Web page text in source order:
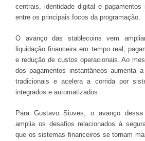
centrais, identidade digital e pagamentos
entre os principais focos da programação.
O avanço das stablecoins vem
liquidação financeira em tempo real,
e redução de custos operacionais. Ao
dos pagamentos instantâneos aumenta
tradicionais e acelera a corrida por
integrados e automatizados.
Para Gustavo Siuves, o avanço dessa
amplia os desafios relacionados à
que os sistemas financeiros se tornam